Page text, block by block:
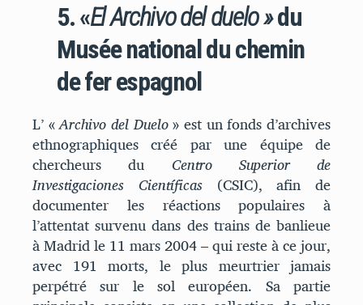
5. «El Archivo del duelo»du
Musée national du chemin
de fer espagnol
L’ «Archivo del Duelo» est un fonds d’archives
ethnographiques créé par une équipe de
chercheurs du Centro Superior de
Investigaciones Científicas (CSIC), afin de
documenter les réactions populaires à
l’attentat survenu dans des trains de banlieue
à Madrid le 11 mars 2004 – qui reste à ce jour,
avec 191 morts, le plus meurtrier jamais
perpétré sur le sol européen. Sa partie